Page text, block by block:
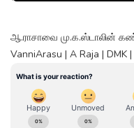
ஆ.ராசாவை மு.க.ஸ்டாலின்
VanniArasu | A Raja | DMK